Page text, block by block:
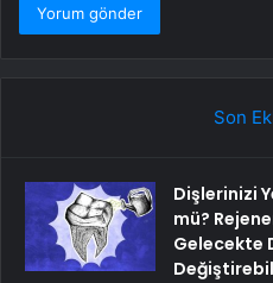
Son
Dişlerinizi
mü?
Gelecekte